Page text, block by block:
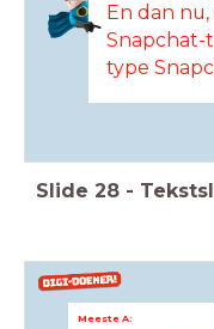
En dan
Snapchat-
type
Slide 28 -
Meeste A: